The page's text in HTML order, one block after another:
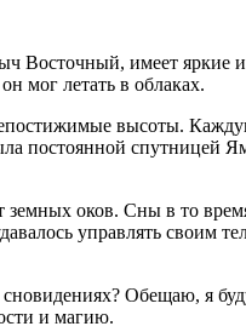
Восточный, имеет яркие
мог летать в облаках.
высоты.
постоянной спутницей
земных оков. Сны в то
управлять своим
Обещаю, я
и магию.